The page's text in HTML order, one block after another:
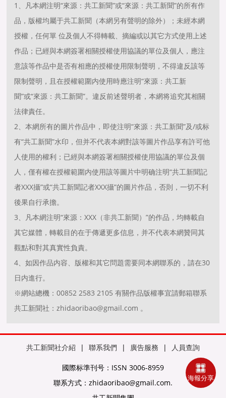
1、凡本網注明“來源：共工新聞”或“來源：共工新聞”的所有作
品，版權均屬于共工新聞（本網另有聲明的除外）；未經本網
授權，任何單 位及個人不得轉載、摘編或以其它方式使用上述
作品；已經與本網簽署相關授權使用協議的單位及個人，應注
意該等作品中是否有相應的授權使用限制聲明，不得違反該等
限制聲明，且在授權範圍内使用時應注明“來源：共工新
聞”或“來源：共工新聞”。違反前述聲明者，本網将追究其相關
法律責任。
2、本網所有的圖片作品中，即使注明“來源：共工新聞”及/或标
有“共工新聞”水印，但并不代表本網對該等圖片作品享有許可他
人使用的權利；已經與本網簽署相關授權使用協議的單位及個
人，僅有權在授權範圍内使用該等圖片中明确注明“共工新聞記
者XXX攝”或“共工新聞記者XXX攝”的圖片作品，否則，一切不利
後果自行承擔。
3、凡本網注明“來源：XXX（非共工新聞）”的作品，均轉載自
其它媒體，轉載目的在于傳遞更多信息，并不代表本網贊同其
觀點和對其真實性負責。
4、如因作品内容、版權和其它問題需要同本網聯系的，請在30
日内進行。
※網站總機：00852 2583 2105 有關作品版權事宜請郵箱聯系
共工新聞社：zhidaoribao@gmail.com 。
共工新聞社介紹 | 聯系我們 | 廣告服務 | 人員查詢
國際标準刊号：ISSN 3006-8959
聯系方式：zhidaoribao@gmail.com.
海報分享